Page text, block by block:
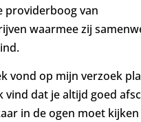
providerboog van
waarmee zij
vond op mijn verzoek
vind dat je altijd goed
in de ogen moet